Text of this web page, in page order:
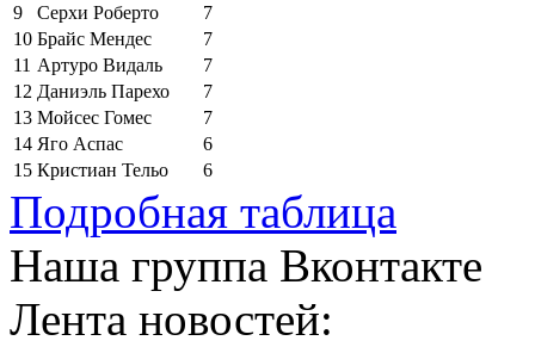
9
Серхи Роберто
7
10 Брайс Мендес
7
11 Артуро Видаль
7
12 Даниэль Парехо
7
13 Мойсес Гомес
7
14 Яго Аспас
6
15 Кристиан Тельо 6
Подробная таблица
Наша группа Вконтакте
Лента новостей: